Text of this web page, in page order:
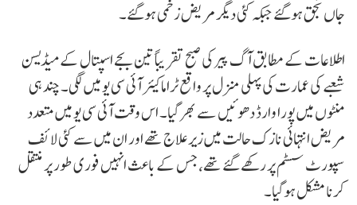
جاں بحق ہوگئے جبکہ کئی دیگر مریض زخمی ہوگئے۔
اطلاعات کے مطابق آگ پیر کی صبح تقریباً تین بجے اسپتال کے میڈیسن
شعبے کی عمارت کی پہلی منزل پر واقع ٹراما کیئر آئی سی یو میں لگی۔ چند ہی
منٹوں میں پورا وارڈ دھوئیں سے بھر گیا۔ اس وقت آئی سی یو میں متعدد
مریض انتہائی نازک حالت میں زیر علاج تھے اور ان میں سے کئی لائف
سپورٹ سسٹم پر رکھے گئے تھے، جس کے باعث انہیں فوری طور پر منتقل
کرنا مشکل ہوگیا۔